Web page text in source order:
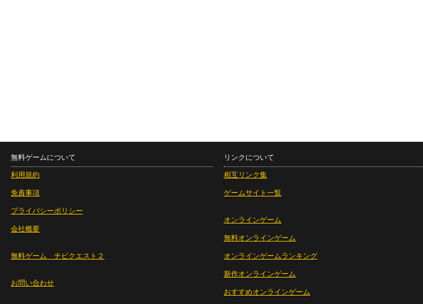
無料ゲームについて
利用規約
免責事項
プライバシーポリシー
会社概要
無料ゲーム チビクエスト２
お問い合わせ
リンクについて
相互リンク集
ゲームサイト一覧
オンラインゲーム
無料オンラインゲーム
オンラインゲームランキング
新作オンラインゲーム
おすすめオンラインゲーム